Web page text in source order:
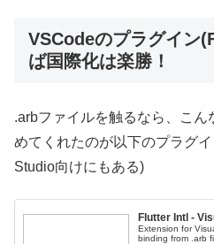
VSCodeのプラグイン
ば国際化は楽勝！
.arbファイルを触るなら、こ
めてくれたのが以下のプラグ
Studio向けにもある)
Flutter Intl -
Extension for
binding from .arb